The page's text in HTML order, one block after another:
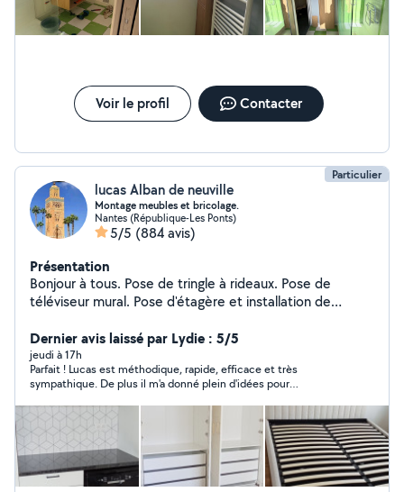
Voir le profil Contacter
Particulier
lucas Alban de neuville
Montage meubles et bricolage.
Nantes (République-Les Ponts)
5/5 (884 avis)
Présentation
Bonjour à tous. Pose de tringle à rideaux. Pose de
téléviseur mural. Pose d'étagère et installation de
kit. Besoin d'un transport jour et nuit pour colis ou
personne vous pouvez me contacter. Transport de
personnes pour rendez-vous pour course . Transport de
petit colis. Je peux également vous déposer à l'aéroport
venir vous chercher également à l'aéroport pour
promenade ou tout autre demande. Dispo également
pour toute autre service. Vous pouvez me contacter
pour vous renseigner je serai ravi de répondre à vos
questions.
Dernier avis laissé par Lydie : 5/5
jeudi à 17h
Parfait ! Lucas est méthodique, rapide, efficace et très
sympathique. De plus il m'a donné plein d'idées pour
referai appel à lui quand j'aurais rangé pour d'autres travaux. je
suis vraiment satisfaite et rassurée de pouvoir compter sur une
personne de confiance. Merci encore.